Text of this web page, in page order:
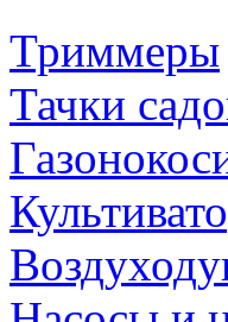
Триммеры
Тачки